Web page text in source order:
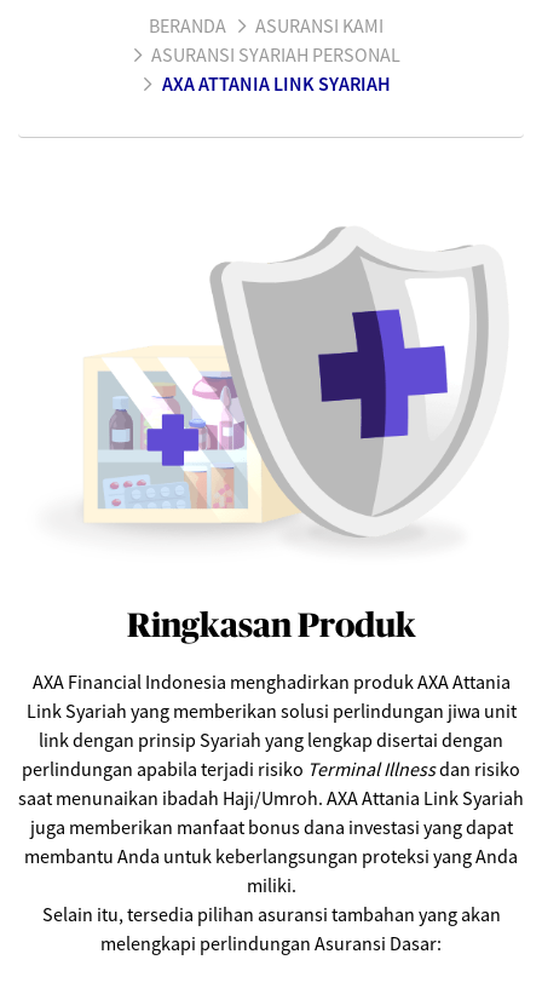
BERANDA
ASURANSI KAMI
ASURANSI SYARIAH PERSONAL
AXA ATTANIA LINK SYARIAH
Ringkasan Produk
AXA Financial Indonesia menghadirkan produk AXA Attania
Link Syariah yang memberikan solusi perlindungan jiwa unit
link dengan prinsip Syariah yang lengkap disertai dengan
perlindungan apabila terjadi risiko Terminal Illnessdan risiko
saat menunaikan ibadah Haji/Umroh. AXA Attania Link Syariah
juga memberikan manfaat bonus dana investasi yang dapat
membantu Anda untuk keberlangsungan proteksi yang Anda
miliki.
Selain itu, tersedia pilihan asuransi tambahan yang akan
melengkapi perlindungan Asuransi Dasar: